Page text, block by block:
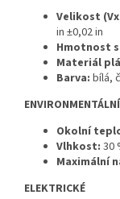
Velikost
in ±0,02 in
Hmotnost
Materiál
Barva: bílá,
ENVIRONMENTÁLNÍ
Okolní
Vlhkost: 30
Maximální
ELEKTRICKÉ